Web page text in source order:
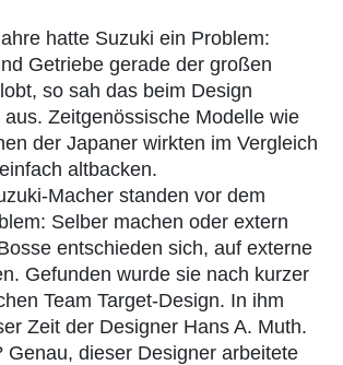
hatte Suzuki ein Problem:
Getriebe gerade der großen
so sah das beim Design
Zeitgenössische Modelle wie
der Japaner wirkten im Vergleich
altbacken.
Macher standen vor dem
Selber machen oder extern
entschieden sich, auf externe
Gefunden wurde sie nach kurzer
Team Target-Design. In ihm
Zeit der Designer Hans A. Muth.
Genau, dieser Designer arbeitete